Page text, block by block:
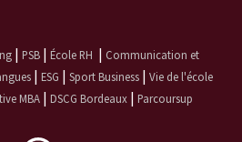
| PSB| École RH | Communication et
| ESG | Sport Business | Vie de l'école
MBA | DSCG Bordeaux | Parcoursup